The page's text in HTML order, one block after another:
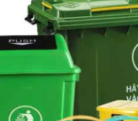
BÁO GIÁ SỈ
(Nhận báo giá sỉ)
18009485
(Miễn cước cuộc gọi)